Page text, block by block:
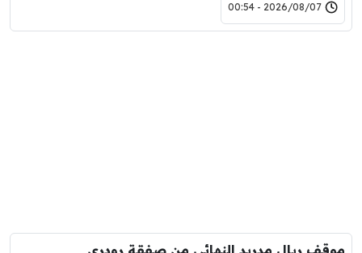
2026/08/07 - 00:54